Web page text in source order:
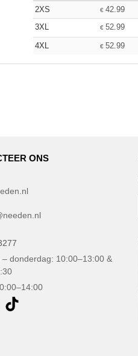
2XS €42.99
3XL
€52.99
4XL €52.99
ONS
– donderdag: 10:00–13:00 &